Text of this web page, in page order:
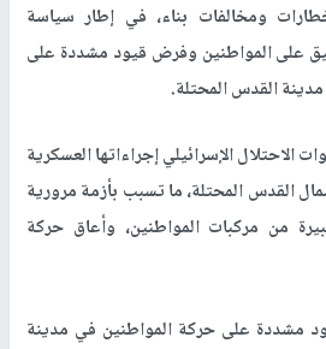
ومخالفات بناء، في إطار سياسة
على المواطنين وفرض قيود مشددة على
مدينة القدس المحتلة.
الإسرائيلي إجراءاتها العسكرية
القدس المحتلة، ما تسبب بأزمة مرورية
من مركبات المواطنين، وأعاق حركة
مشددة على حركة المواطنين في مدينة